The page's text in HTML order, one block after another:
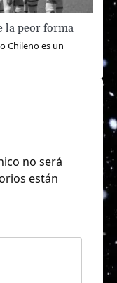
la peor forma
Chileno es un
no será
están